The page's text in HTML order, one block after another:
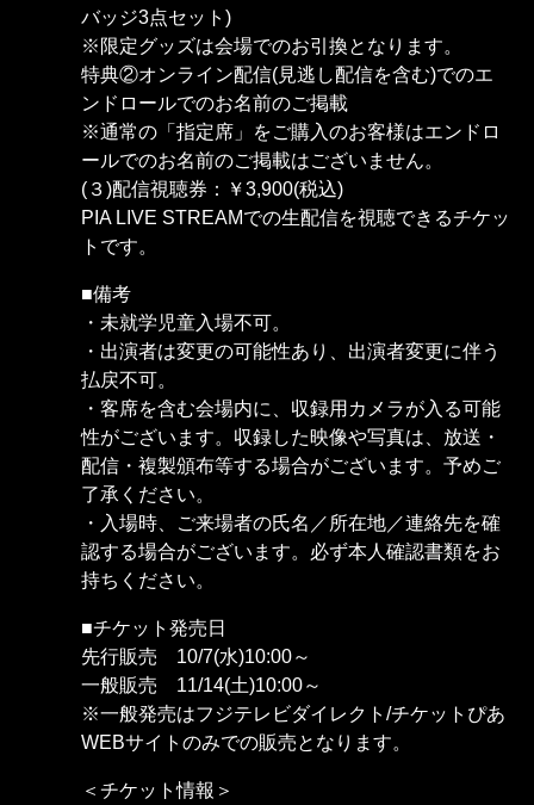
バッジ3点セット)
※限定グッズは会場でのお引換となります。
特典②オンライン配信(見逃し配信を含む)でのエ
ンドロールでのお名前のご掲載
※通常の「指定席」をご購入のお客様はエンドロ
ールでのお名前のご掲載はございません。
(３)配信視聴券：￥3,900(税込)
PIA LIVE STREAMでの生配信を視聴できるチケッ
トです。
■備考
・未就学児童入場不可。
・出演者は変更の可能性あり、出演者変更に伴う
払戻不可。
・客席を含む会場内に、収録用カメラが入る可能
性がございます。収録した映像や写真は、放送・
配信・複製頒布等する場合がございます。予めご
了承ください。
・入場時、ご来場者の氏名／所在地／連絡先を確
認する場合がございます。必ず本人確認書類をお
持ちください。
■チケット発売日
先行販売 10/7(水)10:00～
一般販売 11/14(土)10:00～
※一般発売はフジテレビダイレクト/チケットぴあ
WEBサイトのみでの販売となります。
＜チケット情報＞